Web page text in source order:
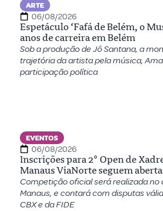
ARTE
06/08/2026
Espetáculo ‘Fafá de Belém, o
anos de carreira em Belém
Sob a produção de Jô Santana, a
trajetória da artista pela música,
participação política
EVENTOS
06/08/2026
Inscrições para 2º Open de
Manaus ViaNorte seguem
Competição oficial será realizada no
Manaus, e contará com disputas
CBX e da FIDE